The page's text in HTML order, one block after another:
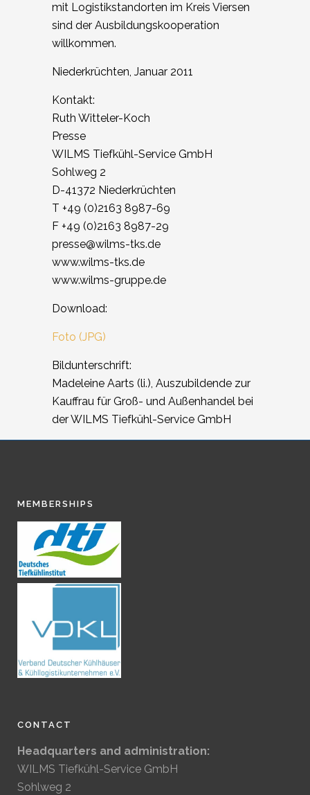
mit Logistikstandorten im Kreis Viersen
sind der Ausbildungskooperation
willkommen.
Niederkrüchten, Januar 2011
Kontakt:
Ruth Witteler-Koch
Presse
WILMS Tiefkühl-Service GmbH
Sohlweg 2
D-41372 Niederkrüchten
T +49 (0)2163 8987-69
F +49 (0)2163 8987-29
presse@wilms-tks.de
www.wilms-tks.de
www.wilms-gruppe.de
Download:
Foto (JPG)
Bildunterschrift:
Madeleine Aarts (li.), Auszubildende zur
Kauffrau für Groß- und Außenhandel bei
der WILMS Tiefkühl-Service GmbH
MEMBERSHIPS
CONTACT
Headquarters and administration:
WILMS Tiefkühl-Service GmbH
Sohlweg 2